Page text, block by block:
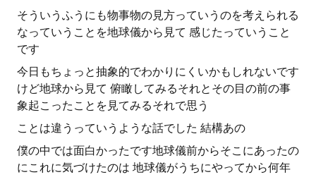
そういうふうにも物事物の見方っていうのを考えられる
なっていうことを地球儀から見て 感じたっていうこと
です
今日もちょっと抽象的でわかりにくいかもしれないです
けど地球から見て 俯瞰してみるそれとその目の前の事
象起こったことを見てみるそれで思う
ことは違うっていうような話でした 結構あの
僕の中では面白かったです地球儀前からそこにあったの
にこれに気づけたのは 地球儀がうちにやってから何年